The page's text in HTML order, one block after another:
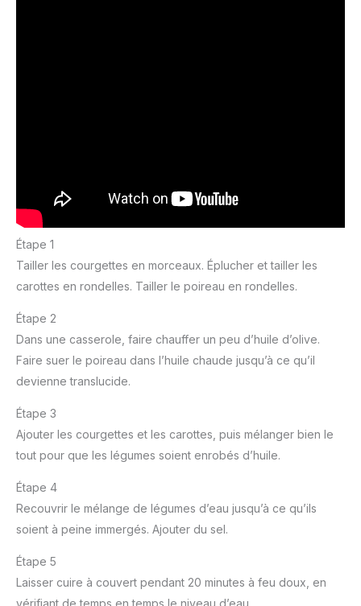
Étape 1
Tailler les courgettes en morceaux. Éplucher et tailler les
carottes en rondelles. Tailler le poireau en rondelles.
Étape 2
Dans une casserole, faire chauffer un peu d’huile d’olive.
Faire suer le poireau dans l’huile chaude jusqu’à ce qu’il
devienne translucide.
Étape 3
Ajouter les courgettes et les carottes, puis mélanger bien le
tout pour que les légumes soient enrobés d’huile.
Étape 4
Recouvrir le mélange de légumes d’eau jusqu’à ce qu’ils
soient à peine immergés. Ajouter du sel.
Étape 5
Laisser cuire à couvert pendant 20 minutes à feu doux, en
vérifiant de temps en temps le niveau d’eau.